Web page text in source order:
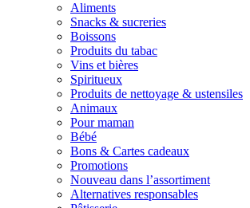
Aliments
Snacks & sucreries
Boissons
Produits du tabac
Vins et bières
Spiritueux
Produits de nettoyage & ustensiles
Animaux
Pour maman
Bébé
Bons & Cartes cadeaux
Promotions
Nouveau dans l’assortiment
Alternatives responsables